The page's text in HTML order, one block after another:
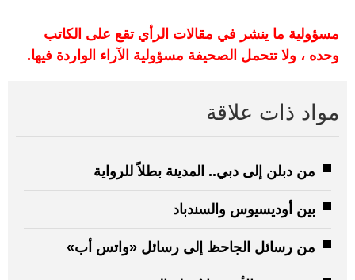
مسؤولية ما ينشر في مقالات الرأي تقع على الكاتب
وحده ، ولا تتحمل الصحيفة مسؤولية الآراء الواردة فيها.
مواد ذات علاقة
من دبلن إلى دبي.. المدينة بطلاً للرواية
بين أوديسيوس والسندباد
من رسائل الجاحظ إلى رسائل «واتس أب»